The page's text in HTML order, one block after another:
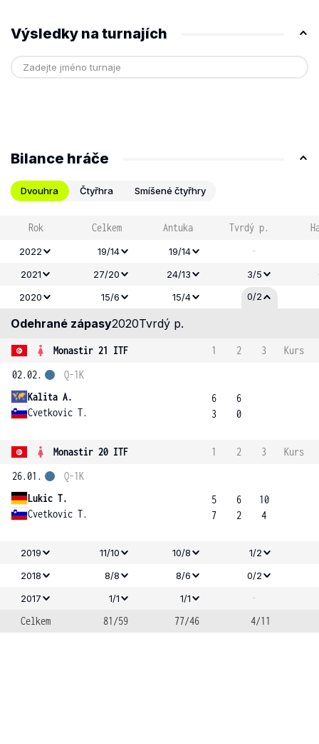
Výsledky na turnajích
Bilance hráče
Dvouhra Čtyřhra Smíšené čtyřhry
Rok Celkem Antuka Tvrdý p.
2022 19/14 19/14 -
2021 27/20 24/13 3/5
2020
15/6 15/4 0/2
Odehrané zápasy2020Tvrdý p.
Monastir 21 ITF 1 2 3
Kurs
02.02.
Kalita A.
Cvetkovic T.
Q-1K
6
3
6
0
Monastir 20 ITF 1 2 3
Kurs
26.01.
Lukic T.
Cvetkovic T.
Q-1K
5
7
6
2
10
4
2019 11/10 10/8
1/2
2018
8/8 8/6
0/2
2017
1/1 1/1
-
Celkem
81/59 77/46 4/11